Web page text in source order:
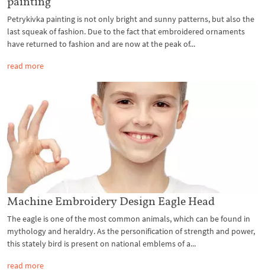
Petrykivka painting is not only bright and sunny patterns, but also the
last squeak of fashion. Due to the fact that embroidered ornaments
have returned to fashion and are now at the peak of...
read more
Machine Embroidery Design Eagle Head
The eagle is one of the most common animals, which can be found in
mythology and heraldry. As the personification of strength and power,
this stately bird is present on national emblems of a...
read more